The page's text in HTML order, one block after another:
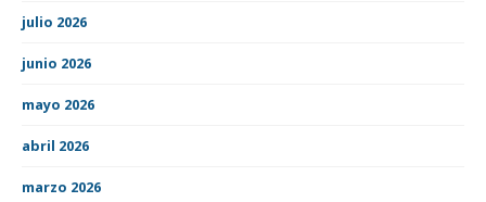
julio 2026
junio 2026
mayo 2026
abril 2026
marzo 2026